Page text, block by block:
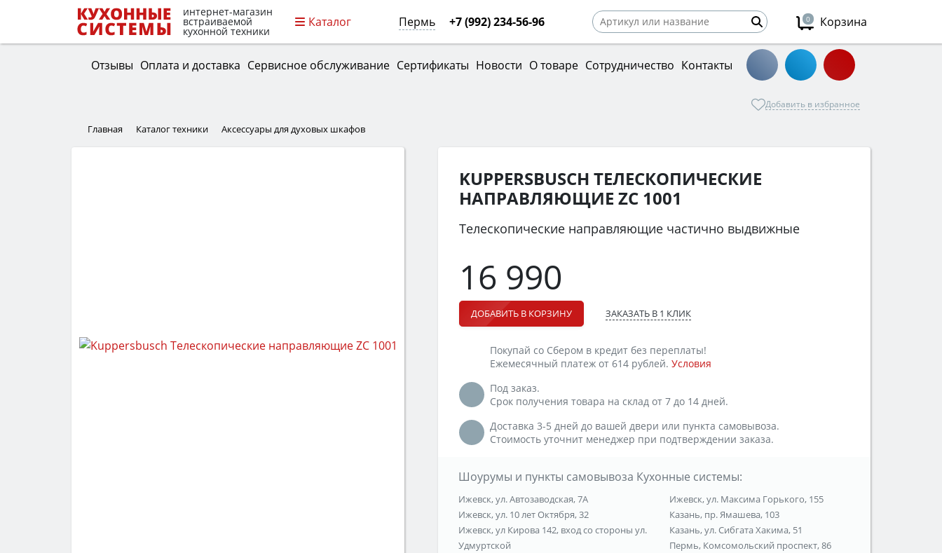
интернет-магазин
встраиваемой
кухонной техники
Каталог Пермь +7 (992) 234-56-96 0 Корзина
Отзывы Оплата и доставка Сервисное обслуживание Сертификаты Новости О товаре Сотрудничество Контакты
Добавить в избранное
Главная Каталог техники Аксессуары для духовых шкафов
KUPPERSBUSCH ТЕЛЕСКОПИЧЕСКИЕ
НАПРАВЛЯЮЩИЕ ZC 1001
Телескопические направляющие частично выдвижные
16 990
ДОБАВИТЬ В КОРЗИНУ ЗАКАЗАТЬ В 1 КЛИК
Покупай со Сбером в кредит без переплаты!
Ежемесячный платеж от 614 рублей. Условия
Под заказ.
Срок получения товара на склад от 7 до 14 дней.
Доставка 3-5 дней до вашей двери или пункта самовывоза.
Стоимость уточнит менеджер при подтверждении заказа.
Шоурумы и пункты самовывоза Кухонные системы:
Ижевск, ул. Автозаводская, 7А
Ижевск, ул. 10 лет Октября, 32
Ижевск, ул Кирова 142, вход со стороны ул.
Удмуртской
Ижевск, ул. Максима Горького, 155
Казань, пр. Ямашева, 103
Казань, ул. Сибгата Хакима, 51
Пермь, Комсомольский проспект, 86